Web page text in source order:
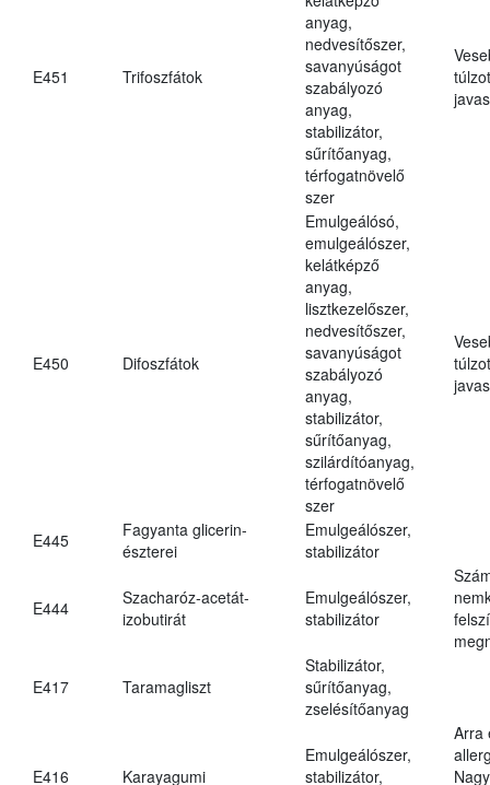
E451 Trifoszfátok
anyag,
nedvesítőszer,
savanyúságot
szabályozó
anyag,
stabilizátor,
sűrítőanyag,
térfogatnövelő
szer
E450 Difoszfátok
Emulgeálósó,
emulgeálószer,
kelátképző
anyag,
lisztkezelőszer,
nedvesítőszer,
savanyúságot
szabályozó
anyag,
stabilizátor,
sűrítőanyag,
szilárdítóanyag,
térfogatnövelő
szer
E445
Fagyanta glicerin-
észterei
Emulgeálószer,
stabilizátor
E444
Szacharóz-acetát-
izobutirát
Emulgeálószer,
stabilizátor
E417 Taramagliszt
Stabilizátor,
sűrítőanyag,
zselésítőanyag
E416 Karayagumi
Emulgeálószer,
stabilizátor,
Arra